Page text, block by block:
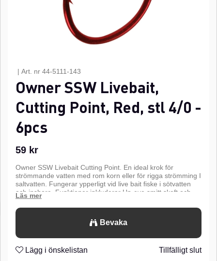
| Art. nr 44-5111-143
Owner SSW Livebait,
Cutting Point, Red, stl 4/0 -
6pcs
59 kr
Owner SSW Livebait Cutting Point. En ideal krok för
strömmande vatten med rom korn eller för rigga strömming I
saltvatten. Fungerar ypperligt vid live bait fiske i sötvatten
och inshore. Funktioner inkluderar Up-eye smitt skaft och
bakvänd brytspets med Super Needle Point i Red Chrome
finish.n
n
2X-Strong
n
Bevaka
Lägg i önskelistan Tillfälligt slut